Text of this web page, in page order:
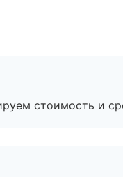
стоимость и